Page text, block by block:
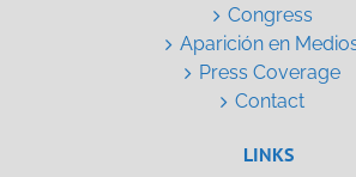
Congress
Aparición en
Press Coverage
Contact
LINKS